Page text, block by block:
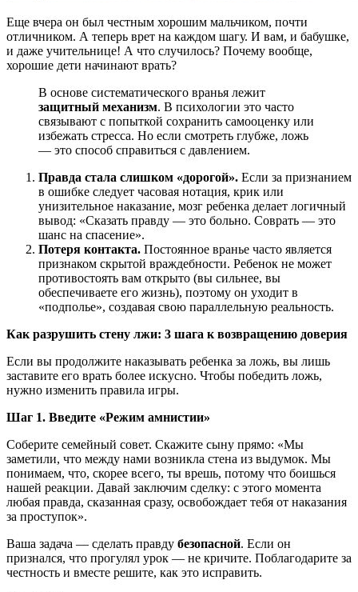
Еще вчера он был честным хорошим мальчиком, почти
отличником. А теперь врет на каждом шагу. И вам, и бабушке,
и даже учительнице! А что случилось? Почему вообще,
хорошие дети начинают врать?
В основе систематического вранья лежит
защитный механизм. В психологии это часто
связывают с попыткой сохранить самооценку или
избежать стресса. Но если смотреть глубже, ложь
— это способ справиться с давлением.
Правда стала слишком «дорогой». Если за признанием
в ошибке следует часовая нотация, крик или
унизительное наказание, мозг ребенка делает логичный
вывод: «Сказать правду — это больно. Соврать — это
шанс на спасение».
Потеря контакта. Постоянное вранье часто является
признаком скрытой враждебности. Ребенок не может
противостоять вам открыто (вы сильнее, вы
обеспечиваете его жизнь), поэтому он уходит в
«подполье», создавая свою параллельную реальность.
Как разрушить стену лжи: 3 шага к возвращению доверия
Если вы продолжите наказывать ребенка за ложь, вы лишь
заставите его врать более искусно. Чтобы победить ложь,
нужно изменить правила игры.
Шаг 1. Введите «Режим амнистии»
Соберите семейный совет. Скажите сыну прямо: «Мы
заметили, что между нами возникла стена из выдумок. Мы
понимаем, что, скорее всего, ты врешь, потому что боишься
нашей реакции. Давай заключим сделку: с этого момента
любая правда, сказанная сразу, освобождает тебя от наказания
за проступок».
Ваша задача — сделать правду безопасной. Если он
признался, что прогулял урок — не кричите. Поблагодарите за
честность и вместе решите, как это исправить.